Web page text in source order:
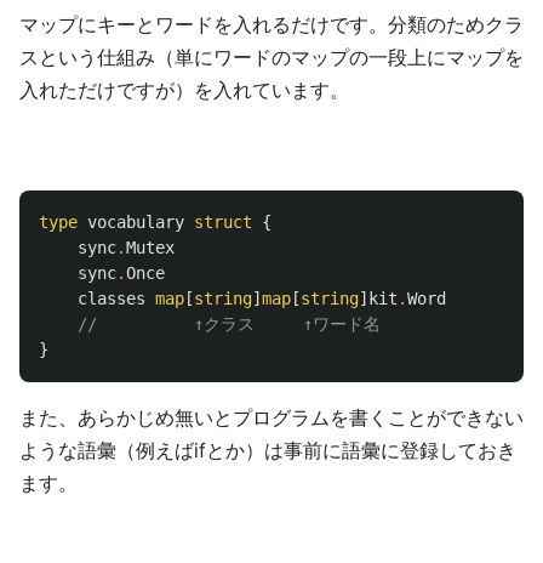
マップにキーとワードを入れるだけです。分類のためクラ
スという仕組み（単にワードのマップの一段上にマップを
入れただけですが）を入れています。
type vocabulary struct
{
sync.Mutex
sync.Once
classes map [string] map [string] kit .Word
//          ↑クラス     ↑ワード名
}
また、あらかじめ無いとプログラムを書くことができない
ような語彙（例えばifとか）は事前に語彙に登録しておき
ます。